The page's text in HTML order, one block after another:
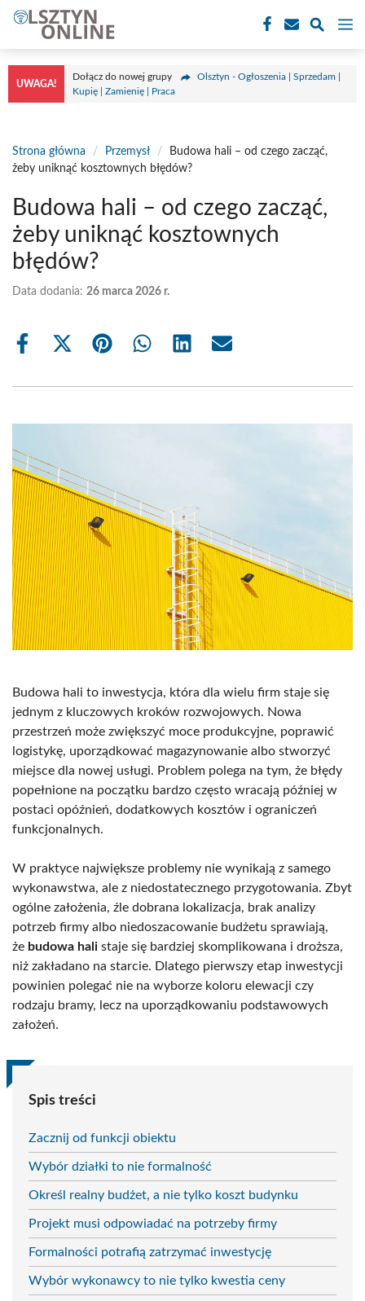
Przejdź
treści
UWAGA!
Dołącz do nowej grupy
Olsztyn - Ogłoszenia | Sprzedam |
Kupię | Zamienię | Praca
Strona główna / Przemysł /
Budowa hali – od czego zacząć,
żeby uniknąć kosztownych błędów?
Budowa hali – od czego zacząć,
żeby uniknąć kosztownych
błędów?
Data dodania: 26 marca 2026 r.
Share
Share
(Twitter)
Share Share Share Share
Budowa hali to inwestycja, która dla wielu firm staje się
jednym z kluczowych kroków rozwojowych. Nowa
przestrzeń może zwiększyć moce produkcyjne, poprawić
logistykę, uporządkować magazynowanie albo stworzyć
miejsce dla nowej usługi. Problem polega na tym, że błędy
popełnione na początku bardzo często wracają później w
postaci opóźnień, dodatkowych kosztów i ograniczeń
funkcjonalnych.
W praktyce największe problemy nie wynikają z samego
wykonawstwa, ale z niedostatecznego przygotowania. Zbyt
ogólne założenia, źle dobrana lokalizacja, brak analizy
potrzeb firmy albo niedoszacowanie budżetu sprawiają,
że budowa hali staje się bardziej skomplikowana i droższa,
niż zakładano na starcie. Dlatego pierwszy etap inwestycji
powinien polegać nie na wyborze koloru elewacji czy
rodzaju bramy, lecz na uporządkowaniu podstawowych
założeń.
Spis treści
Zacznij od funkcji obiektu
Wybór działki to nie formalność
Określ realny budżet, a nie tylko koszt budynku
Projekt musi odpowiadać na potrzeby firmy
Formalności potrafią zatrzymać inwestycję
Wybór wykonawcy to nie tylko kwestia ceny